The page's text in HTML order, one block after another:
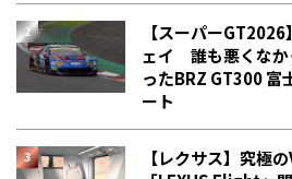
【スーパー
ェイ 誰も悪くなか
った――BRZ GT300
ート
【レクサス】究極